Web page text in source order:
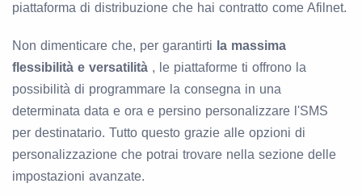
piattaforma di distribuzione che hai contratto come Afilnet.
Non dimenticare che, per garantirti la massima
flessibilità e versatilità , le piattaforme ti offrono la
possibilità di programmare la consegna in una
determinata data e ora e persino personalizzare l'SMS
per destinatario. Tutto questo grazie alle opzioni di
personalizzazione che potrai trovare nella sezione delle
impostazioni avanzate.